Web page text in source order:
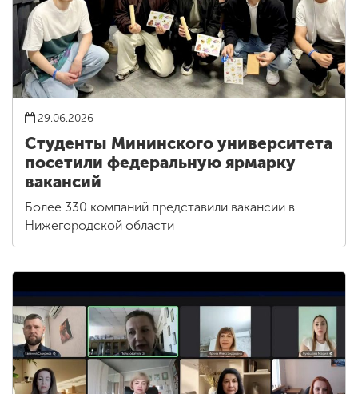
29.06.2026
Студенты Мининского университета
посетили федеральную ярмарку
вакансий
Более 330 компаний представили вакансии в
Нижегородской области